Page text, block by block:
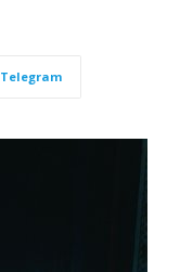
Telegram